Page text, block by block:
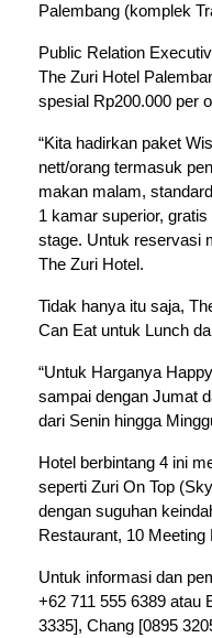
Palembang (komplek
Public Relation
The Zuri Hotel
spesial Rp200.000 per
“Kita hadirkan paket
nett/orang termasuk
makan malam,
1 kamar superior,
stage. Untuk reservasi
The Zuri Hotel.
Tidak hanya itu saja,
Can Eat untuk Lunch
“Untuk Harganya
sampai dengan Jumat
dari Senin hingga
Hotel berbintang 4 ini
seperti Zuri On Top
dengan suguhan
Restaurant, 10
Untuk informasi dan
+62 711 555 6389 atau
3335], Chang [0895